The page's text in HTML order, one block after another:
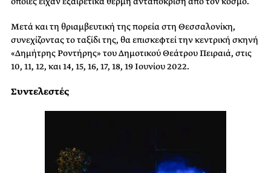
Μετά και τη θριαμβευτική της πορεία στη Θεσσαλονίκη,
συνεχίζοντας το ταξίδι της, θα επισκεφτεί την κεντρική σκηνή
«Δημήτρης Ροντήρης» του Δημοτικού Θεάτρου Πειραιά, στις
10, 11, 12, και 14, 15, 16, 17, 18, 19 Ιουνίου 2022.
Συντελεστές